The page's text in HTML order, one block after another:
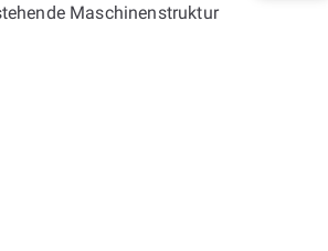
Maschinenstruktur